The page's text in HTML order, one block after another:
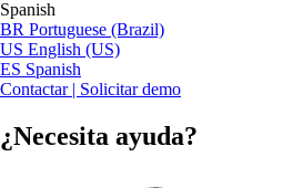
Spanish
BR Portuguese (Brazil)
US English (US)
ES Spanish
Contactar | Solicitar demo
¿Necesita ayuda?